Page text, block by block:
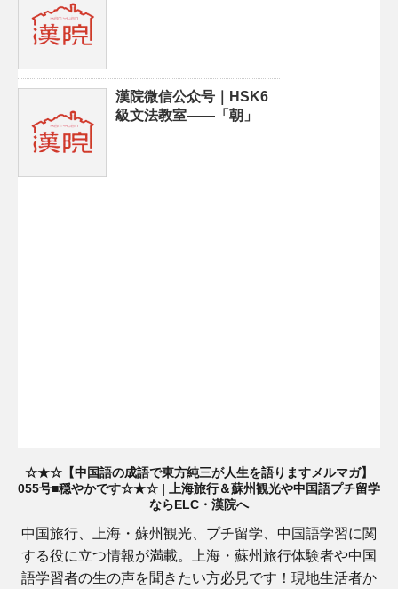
漢院微信公众号｜HSK6
級文法教室——「朝」
☆★☆【中国語の成語で東方純三が人生を語りますメルマガ】
055号■穏やかです☆★☆ | 上海旅行＆蘇州観光や中国語プチ留学
ならELC・漢院へ
中国旅行、上海・蘇州観光、プチ留学、中国語学習に関
する役に立つ情報が満載。上海・蘇州旅行体験者や中国
語学習者の生の声を聞きたい方必見です！現地生活者か